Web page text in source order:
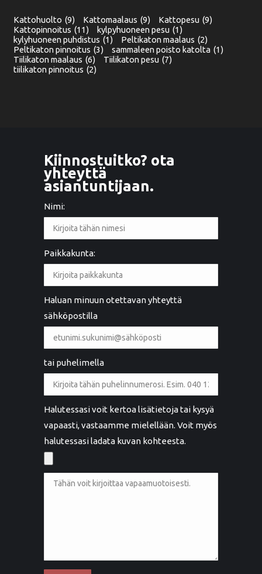
Kattohuolto (9) Kattomaalaus (9) Kattopesu (9)
Kattopinnoitus (11) kylpyhuoneen pesu (1)
kylyhuoneen puhdistus (1) Peltikaton maalaus (2)
Peltikaton pinnoitus (3) sammaleen poisto katolta (1)
Tiilikaton maalaus (6) Tiilikaton pesu (7)
tiilikaton pinnoitus (2)
Kiinnostuitko? ota
yhteyttä
asiantuntijaan.
Nimi:
Paikkakunta:
Haluan minuun otettavan yhteyttä
sähköpostilla
tai puhelimella
Halutessasi voit kertoa lisätietoja tai kysyä
vapaasti, vastaamme mielellään. Voit myös
halutessasi ladata kuvan kohteesta.